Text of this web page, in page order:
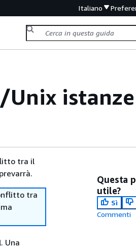
Italiano
Unix istanze
tra il
tra
Una
Questa
utile?
Sì
Commenti